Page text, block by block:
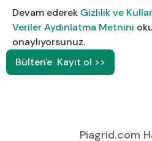
Devam ederek Gizlilik ve
Veriler Aydınlatma Metnini
onaylıyorsunuz.
Piagrid.com